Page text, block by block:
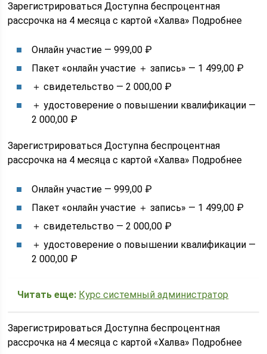
Зарегистрироваться Доступна беспроцентная
рассрочка на 4 месяца с картой «Халва» Подробнее
Онлайн участие — 999,00 ₽
Пакет «онлайн участие ＋ запись» — 1 499,00 ₽
＋ свидетельство — 2 000,00 ₽
＋ удостоверение о повышении квалификации —
2 000,00 ₽
Зарегистрироваться Доступна беспроцентная
рассрочка на 4 месяца с картой «Халва» Подробнее
Онлайн участие — 999,00 ₽
Пакет «онлайн участие ＋ запись» — 1 499,00 ₽
＋ свидетельство — 2 000,00 ₽
＋ удостоверение о повышении квалификации —
2 000,00 ₽
Читать еще: Курс системный администратор
Зарегистрироваться Доступна беспроцентная
рассрочка на 4 месяца с картой «Халва» Подробнее